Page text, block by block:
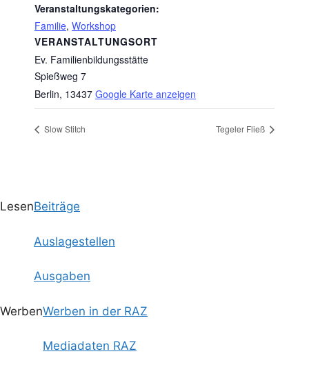
Veranstaltungskategorien:
Familie, Workshop
VERANSTALTUNGSORT
Ev. Familienbildungsstätte
Spießweg 7
Berlin, 13437 Google Karte anzeigen
Slow Stitch Tegeler Fließ
LesenBeiträge
Auslagestellen
Ausgaben
WerbenWerben in der RAZ
Mediadaten RAZ